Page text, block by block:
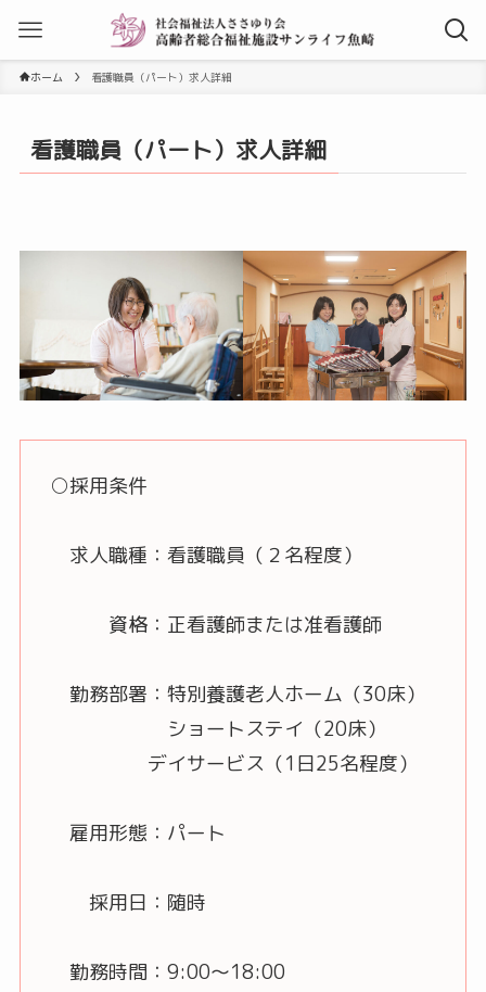
ホーム 看護職員（パート）求人詳細
看護職員（パート）求人詳細
○採用条件
求人職種：看護職員（２名程度）
資格：正看護師または准看護師
勤務部署：特別養護老人ホーム（30床）
ショートステイ（20床）
デイサービス（1日25名程度）
雇用形態：パート
採用日：随時
勤務時間：9:00～18:00